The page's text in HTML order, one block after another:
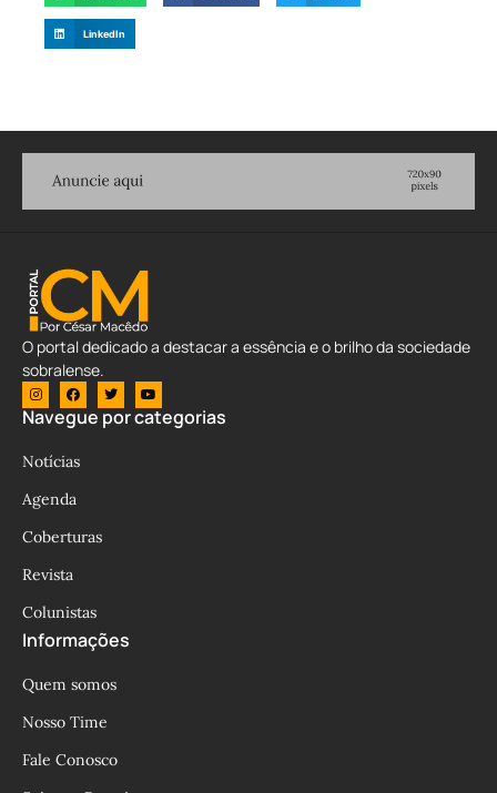
LinkedIn
O portal dedicado a destacar a essência e o brilho da sociedade
sobralense.
Navegue por categorias
Notícias
Agenda
Coberturas
Revista
Colunistas
Informações
Quem somos
Nosso Time
Fale Conosco